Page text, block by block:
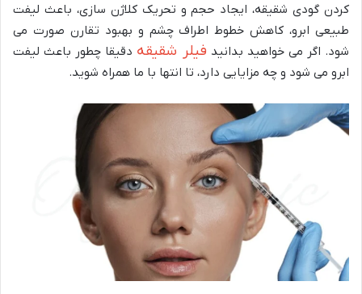
کردن گودی شقیقه، ایجاد حجم و تحریک کلاژن سازی، باعث لیفت
طبیعی ابرو، کاهش خطوط اطراف چشم و بهبود تقارن صورت می
شود. اگر می خواهید بدانید فیلر شقیقه دقیقا چطور باعث لیفت
ابرو می شود و چه مزایایی دارد، تا انتها با ما همراه شوید.